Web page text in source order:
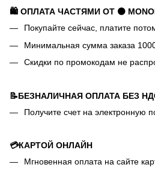
🛍️ ОПЛАТА ЧАСТЯМИ ОТ ⚫
Покупайте сейчас, платите
Минимальная сумма заказа
Скидки по промокодам не
📝БЕЗНАЛИЧНАЯ ОПЛАТА БЕЗ
Получите счет на электронную
💳КАРТОЙ ОНЛАЙН
Мгновенная оплата на сайте